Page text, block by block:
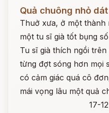
Quả chuông nhỏ
Thuở xưa, ở một thành
một tu sĩ già tốt bụng
Tu sĩ già thích ngồi
từng đợt sóng hơn mọi
có cảm giác quá cô
mái vọng lâu một quả
17-